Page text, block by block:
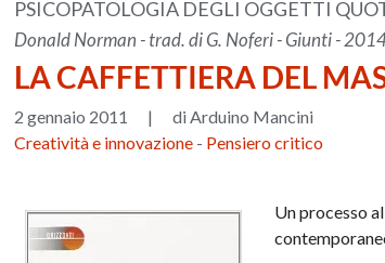
PSICOPATOLOGIA DEGLI OGGETTI
Donald Norman - trad. di G. Noferi - Giunti -
LA CAFFETTIERA DEL
2 gennaio 2011 |
di Arduino Mancini
Creatività e innovazione - Pensiero critico
Un processo